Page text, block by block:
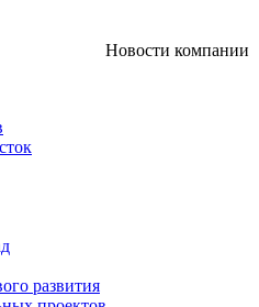
Новости компании
развития